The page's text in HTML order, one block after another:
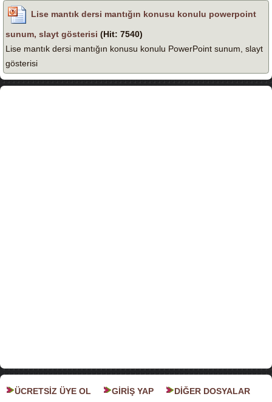
Lise mantık dersi mantığın konusu konulu powerpoint
sunum, slayt gösterisi (Hit: 7540)
Lise mantık dersi mantığın konusu konulu PowerPoint sunum, slayt
gösterisi
ÜCRETSİZ ÜYE OL GİRİŞ YAP DİĞER DOSYALAR